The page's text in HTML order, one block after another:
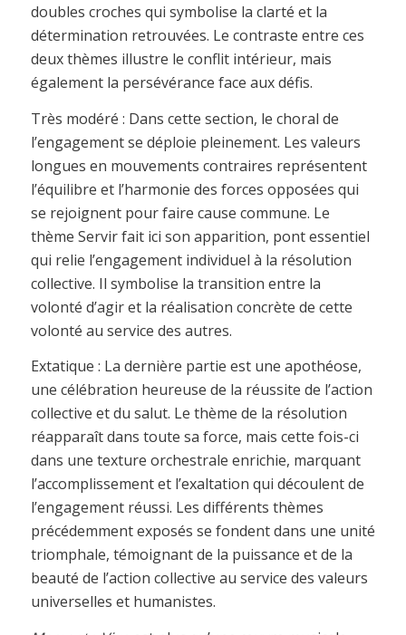
doubles croches qui symbolise la clarté et la
détermination retrouvées. Le contraste entre ces
deux thèmes illustre le conflit intérieur, mais
également la persévérance face aux défis.
Très modéré : Dans cette section, le choral de
l’engagement se déploie pleinement. Les valeurs
longues en mouvements contraires représentent
l’équilibre et l’harmonie des forces opposées qui
se rejoignent pour faire cause commune. Le
thème Servir fait ici son apparition, pont essentiel
qui relie l’engagement individuel à la résolution
collective. Il symbolise la transition entre la
volonté d’agir et la réalisation concrète de cette
volonté au service des autres.
Extatique : La dernière partie est une apothéose,
une célébration heureuse de la réussite de l’action
collective et du salut. Le thème de la résolution
réapparaît dans toute sa force, mais cette fois-ci
dans une texture orchestrale enrichie, marquant
l’accomplissement et l’exaltation qui découlent de
l’engagement réussi. Les différents thèmes
précédemment exposés se fondent dans une unité
triomphale, témoignant de la puissance et de la
beauté de l’action collective au service des valeurs
universelles et humanistes.